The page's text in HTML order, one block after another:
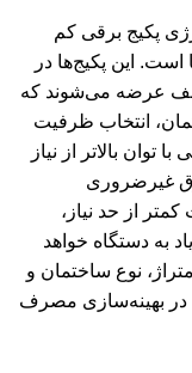
پکیج برقی کم
این پکیج‌ها در
عرضه می‌شوند که
انتخاب ظرفیت
بالاتر از نیاز
غیرضروری
از حد نیاز،
به دستگاه خواهد
نوع ساختمان و
بهینه‌سازی مصرف